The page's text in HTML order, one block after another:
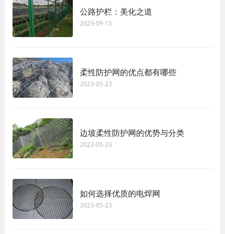
公路护栏：美化之道
2023-09-15
柔性防护网的优点都有哪些
2023-05-23
边坡柔性防护网的优势与分类
2023-05-23
如何选择优质的电焊网
2023-05-23